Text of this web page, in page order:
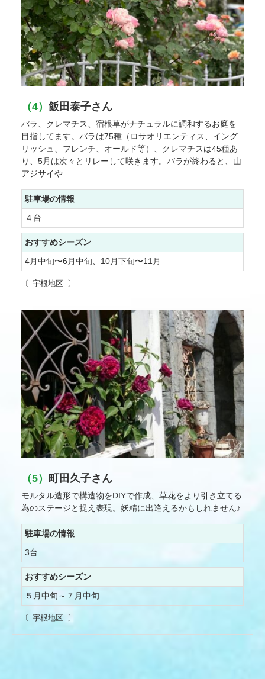
宇根地区
（4） 飯田泰子さん
バラ、クレマチス、宿根草がナチュラルに調和するお庭を
目指してます。バラは75種（ロサオリエンティス、イング
リッシュ、フレンチ、オールド等）、クレマチスは45種あ
り、5月は次々とリレーして咲きます。バラが終わると、山
アジサイや…
駐車場の情報
４台
おすすめシーズン
4月中旬〜6月中旬、10月下旬〜11月
宇根地区
（5） 町田久子さん
モルタル造形で構造物をDIYで作成、草花をより引き立てる
為のステージと捉え表現。妖精に出逢えるかもしれません♪
駐車場の情報
3台
おすすめシーズン
５月中旬～７月中旬